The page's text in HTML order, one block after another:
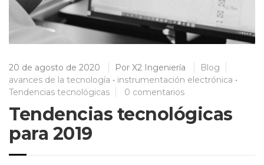
20 de agosto de 2020 Por X2 Ingeniería
Blog
avances de la tecnología • instrumentación electrónica •
Tendencias tecnológicas
0 comentarios
Tendencias tecnológicas
para 2019